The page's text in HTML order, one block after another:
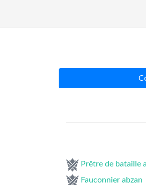
Prêtre de bataille
Fauconnier abzan